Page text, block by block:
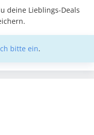
deine Lieblings-Deals
bitte ein.